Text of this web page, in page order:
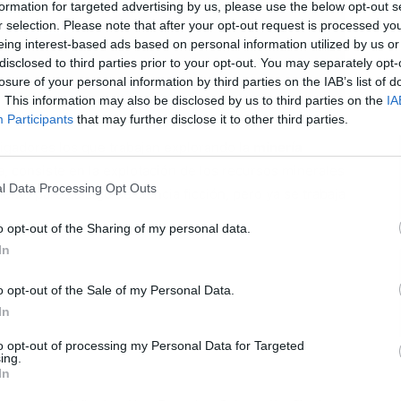
for targeted advertising by us, please use the below opt-out
selection. Please note that after your opt-out request is processed
interest-based ads based on personal information utilized by us
to third parties prior to your opt-out. You may separately
of your personal information by third parties on the IAB’s list of
This information may also be disclosed by us to third parties on the
Participants that may further disclose it to other third parties.
Data Processing Opt Outs
opt-out of the Sharing of my personal data.
opt-out of the Sale of my Personal Data.
opt-out of processing my Personal Data for Targeted
los que trabajan explorando la
consiste en la explotación de los recursos minerales
parecía algo de ciencia ficción, pero ya se trabaja